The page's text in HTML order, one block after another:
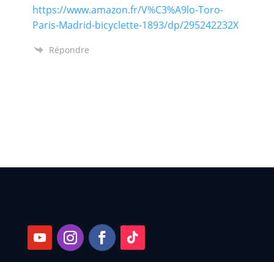
https://www.amazon.fr/V%C3%A9lo-Toro-
Paris-Madrid-bicyclette-1893/dp/295242232X
Répondre